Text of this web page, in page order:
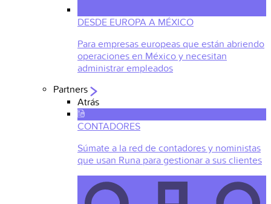
DESDE EUROPA A MÉXICO
Para empresas europeas que están abriendo
operaciones en México y necesitan
administrar empleados
Partners
Atrás
CONTADORES
Súmate a la red de contadores y noministas
que usan Runa para gestionar a sus clientes